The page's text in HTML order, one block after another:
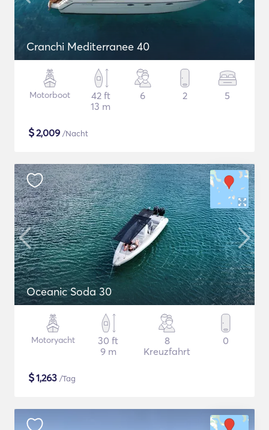
Cranchi Mediterranee 40
Motorboot
42 ft
13 m
6 2 5
$2,009 /Nacht
Oceanic Soda 30
Motoryacht
30 ft
9 m
8
Kreuzfahrt
0
$1,263 /Tag